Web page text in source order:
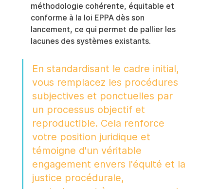
méthodologie cohérente, équitable et
conforme à la loi EPPA dès son
lancement, ce qui permet de pallier les
lacunes des systèmes existants.
En standardisant le cadre initial,
vous remplacez les procédures
subjectives et ponctuelles par
un processus objectif et
reproductible. Cela renforce
votre position juridique et
témoigne d'un véritable
engagement envers l'équité et la
justice procédurale,